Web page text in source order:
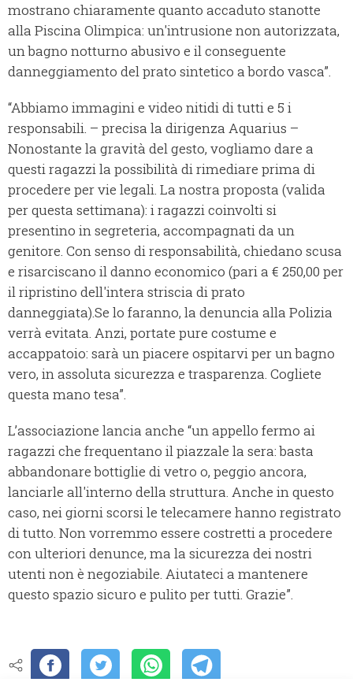
mostrano chiaramente quanto accaduto stanotte
alla Piscina Olimpica: un'intrusione non autorizzata,
un bagno notturno abusivo e il conseguente
danneggiamento del prato sintetico a bordo vasca”.
“Abbiamo immagini e video nitidi di tutti e 5 i
responsabili. – precisa la dirigenza Aquarius –
Nonostante la gravità del gesto, vogliamo dare a
questi ragazzi la possibilità di rimediare prima di
procedere per vie legali. La nostra proposta (valida
per questa settimana): i ragazzi coinvolti si
presentino in segreteria, accompagnati da un
genitore. Con senso di responsabilità, chiedano scusa
e risarciscano il danno economico (pari a € 250,00 per
il ripristino dell'intera striscia di prato
danneggiata).Se lo faranno, la denuncia alla Polizia
verrà evitata. Anzi, portate pure costume e
accappatoio: sarà un piacere ospitarvi per un bagno
vero, in assoluta sicurezza e trasparenza. Cogliete
questa mano tesa”.
L’associazione lancia anche “un appello fermo ai
ragazzi che frequentano il piazzale la sera: basta
abbandonare bottiglie di vetro o, peggio ancora,
lanciarle all'interno della struttura. Anche in questo
caso, nei giorni scorsi le telecamere hanno registrato
di tutto. Non vorremmo essere costretti a procedere
con ulteriori denunce, ma la sicurezza dei nostri
utenti non è negoziabile. Aiutateci a mantenere
questo spazio sicuro e pulito per tutti. Grazie”.